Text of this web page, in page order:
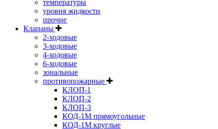
температуры
уровня жидкости
прочие
Клапаны
2-ходовые
3-ходовые
4-ходовые
6-ходовые
зональные
противопожарные
КЛОП-1
КЛОП-2
КЛОП-3
КОД-1М прямоугольные
КОД-1М круглые